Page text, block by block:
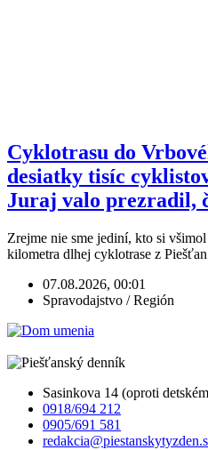
Cyklotrasu do
desiatky tisíc
Juraj valo prezradil,
Zrejme nie sme jediní, kto si
kilometra dlhej cyklotrase z
07.08.2026, 00:01
Spravodajstvo / Región
Sasinkova 14 (oproti
0918/694 212
0905/691 581